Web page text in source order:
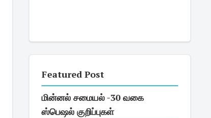
Featured Post
மின்னல் சமையல் -30 வகை
ஸ்பெஷல் குறிப்புகள்